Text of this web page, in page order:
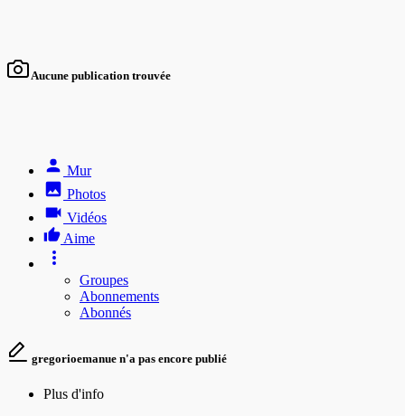
Aucune publication trouvée
Mur
Photos
Vidéos
Aime
Groupes
Abonnements
Abonnés
gregorioemanue n'a pas encore publié
Plus d'info